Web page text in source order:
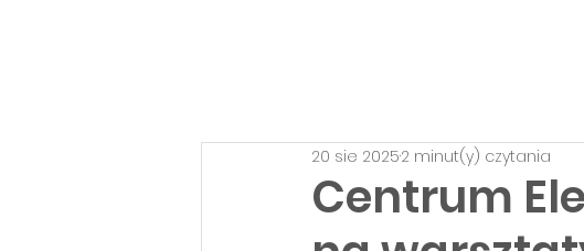
Centrum
20 sie 20252 minut(y) czytania